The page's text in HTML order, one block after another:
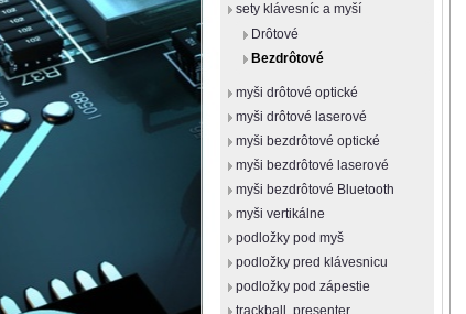
sety klávesníc a myší
Drôtové
Bezdrôtové
myši drôtové optické
myši drôtové laserové
myši bezdrôtové optické
myši bezdrôtové laserové
myši bezdrôtové Bluetooth
myši vertikálne
podložky pod myš
podložky pred klávesnicu
podložky pod zápestie
trackball, presenter